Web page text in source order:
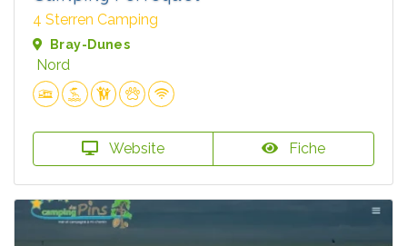
4 Sterren Camping
Bray-Dunes
Nord
Website Fiche